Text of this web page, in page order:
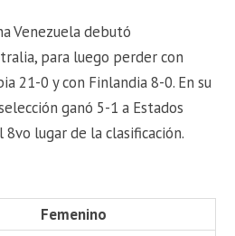
Venezuela debutó
para luego perder con
21-0 y con Finlandia 8-0. En su
ganó 5-1 a Estados
lugar de la clasificación.
Femenino